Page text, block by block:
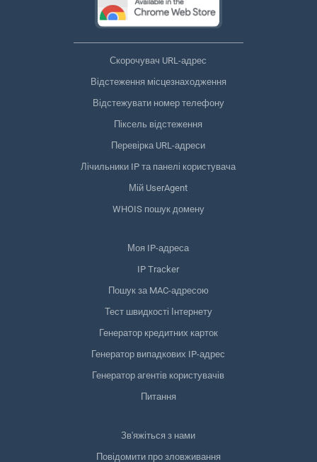
Скорочувач URL-адрес
Відстеження місцезнаходження
Відстежувати номер телефону
Піксель відстеження
Перевірка URL-адреси
Лічильники IP та панелі користувача
Мій UserAgent
WHOIS пошук домену
Моя IP-адреса
IP Tracker
Пошук за MAC-адресою
Тест швидкості Інтернету
Генератор кредитних карток
Генератор випадкових IP-адрес
Генератор агентів користувачів
Питання
Зв'яжіться з нами
Повідомити про зловживання